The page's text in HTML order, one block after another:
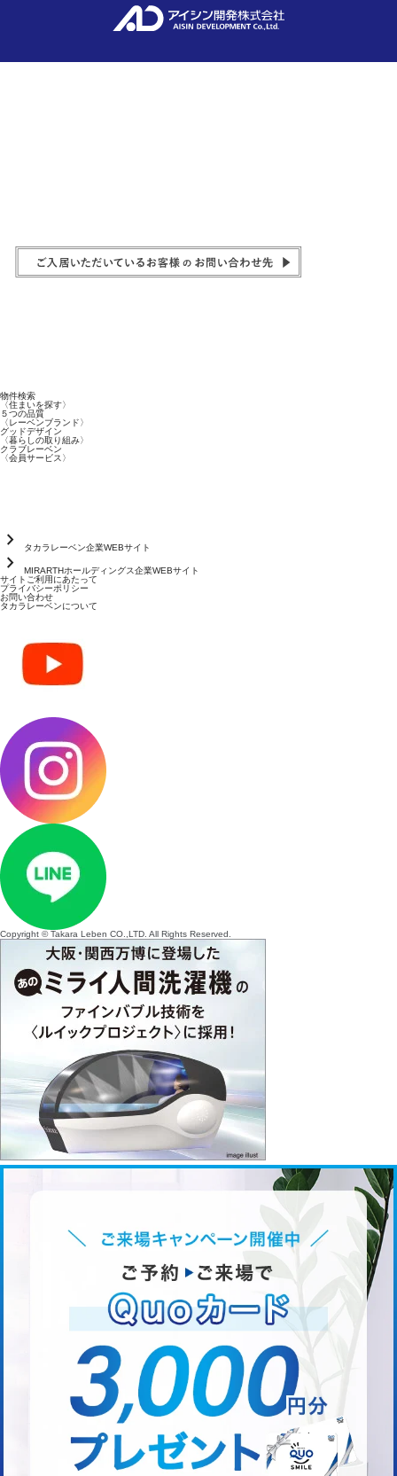
物件検索
〈住まいを探す〉
５つの品質
〈レーベンブランド〉
グッドデザイン
〈暮らしの取り組み〉
クラブレーベン
〈会員サービス〉
chevron_right タカラレーベン企業WEBサイト
chevron_right
MIRARTHホールディングス企業WEBサイト
サイトご利用にあたって
プライバシーポリシー
お問い合わせ
タカラレーベンについて
Copyright © Takara Leben CO.,LTD. All Rights Reserved.